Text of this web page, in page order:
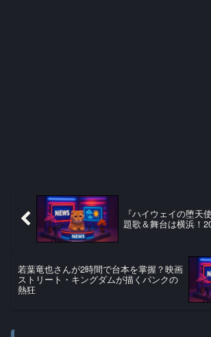
『ハイウェイの堕天
題歌＆舞台は横浜！
若葉竜也さんが2時間で台本を掌握？映画
ストリート・キングダムが描くパンクの
熱狂